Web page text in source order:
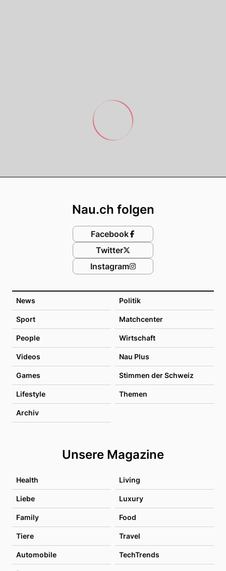
News Politik
Sport Matchcenter
People Wirtschaft
Videos Nau Plus
Games Stimmen der Schweiz
Lifestyle Themen
Archiv
Unsere Magazine
Health Living
Liebe Luxury
Family Food
Tiere Travel
Automobile TechTrends
Nau.ch folgen
Facebook
Twitter
Instagram